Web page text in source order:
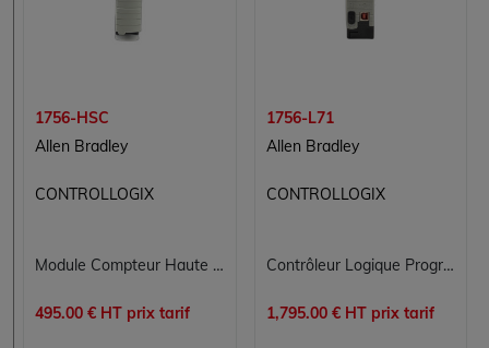
1756-HSC
Allen Bradley
CONTROLLOGIX
Module Compteur Haute Vitesse Allen-Bradley 1756-HSC pour Contrôle Commande Industriel
495.00 € HT prix tarif
1756-L71
Allen Bradley
CONTROLLOGIX
Contrôleur Logique Programmable Allen Bradley 1756-L71
1,795.00 € HT prix tarif